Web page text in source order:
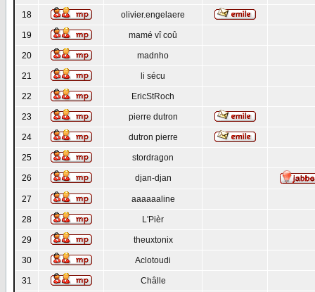
18 olivier.engelaere
19 mamé vî coû
20 madnho
21 li sécu
22 EricStRoch
23 pierre dutron
24 dutron pierre
25 stordragon
26 djan-djan
27 aaaaaaline
28 L'Pièr
29 theuxtonix
30 Aclotoudi
31 Châlle